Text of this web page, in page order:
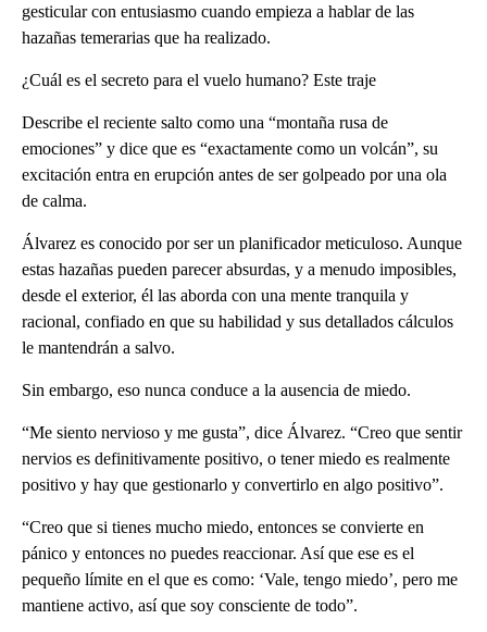
gesticular con entusiasmo cuando empieza a hablar de las
hazañas temerarias que ha realizado.
¿Cuál es el secreto para el vuelo humano? Este traje
Describe el reciente salto como una “montaña rusa de
emociones” y dice que es “exactamente como un volcán”, su
excitación entra en erupción antes de ser golpeado por una ola
de calma.
Álvarez es conocido por ser un planificador meticuloso. Aunque
estas hazañas pueden parecer absurdas, y a menudo imposibles,
desde el exterior, él las aborda con una mente tranquila y
racional, confiado en que su habilidad y sus detallados cálculos
le mantendrán a salvo.
Sin embargo, eso nunca conduce a la ausencia de miedo.
“Me siento nervioso y me gusta”, dice Álvarez. “Creo que sentir
nervios es definitivamente positivo, o tener miedo es realmente
positivo y hay que gestionarlo y convertirlo en algo positivo”.
“Creo que si tienes mucho miedo, entonces se convierte en
pánico y entonces no puedes reaccionar. Así que ese es el
pequeño límite en el que es como: ‘Vale, tengo miedo’, pero me
mantiene activo, así que soy consciente de todo”.